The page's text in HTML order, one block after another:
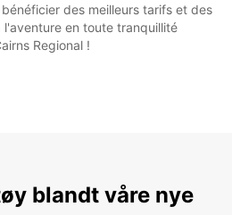
des meilleurs tarifs et des
en toute tranquillité
Regional !
blandt våre nye